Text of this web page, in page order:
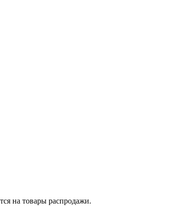
на товары распродажи.